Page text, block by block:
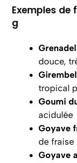
Exemples de
g
douce,
tropical
Goumi
acidulée
Goyave
de fraise
Goyave